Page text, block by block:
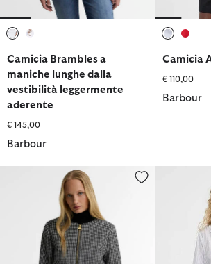
Camicia Brambles a
maniche lunghe dalla
vestibilità leggermente
aderente
€ 145,00
Barbour
Camicia
€ 110,00
Barbour
Giacca cropped a quadretti Halina.Camicia a